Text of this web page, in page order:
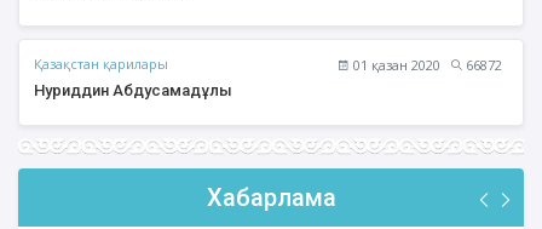
Қазақстан қарилары 01 қазан 2020
66872
Нуриддин Абдусамадұлы
Хабарлама